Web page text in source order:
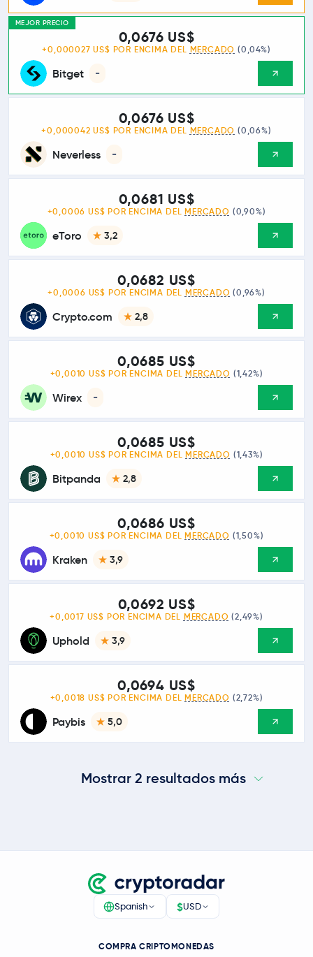
MEJOR PRECIO
Bitget -
0,0676 US$
+0,000027 US$ POR ENCIMA DEL MERCADO (0,04%)
Neverless -
0,0676 US$
+0,000042 US$ POR ENCIMA DEL MERCADO (0,06%)
eToro 3,2
0,0681 US$
+0,0006 US$ POR ENCIMA DEL MERCADO (0,90%)
Crypto.com 2,8
0,0682 US$
+0,0006 US$ POR ENCIMA DEL MERCADO (0,96%)
Wirex -
0,0685 US$
+0,0010 US$ POR ENCIMA DEL MERCADO (1,42%)
Bitpanda 2,8
0,0685 US$
+0,0010 US$ POR ENCIMA DEL MERCADO (1,43%)
Kraken 3,9
0,0686 US$
+0,0010 US$ POR ENCIMA DEL MERCADO (1,50%)
Uphold 3,9
0,0692 US$
+0,0017 US$ POR ENCIMA DEL MERCADO (2,49%)
Paybis 5,0
0,0694 US$
+0,0018 US$ POR ENCIMA DEL MERCADO (2,72%)
Mostrar 2 resultados más
Spanish $USD
COMPRA CRIPTOMONEDAS